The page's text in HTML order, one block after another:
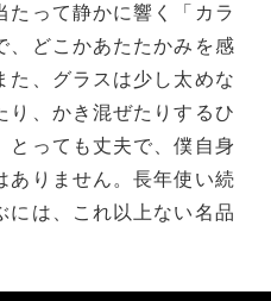
たって静かに響く「カラ
、どこかあたたかみを感
た、グラスは少し太めな
り、かき混ぜたりするひ
とっても丈夫で、僕自身
ありません。長年使い続
には、これ以上ない名品